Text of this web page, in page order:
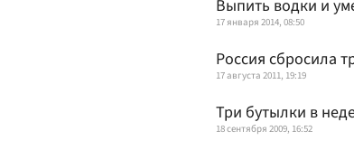
Выпить водки и
17 января 2014, 08:50
Россия сбросила
17 августа 2011, 19:19
Три бутылки в
18 сентября 2009, 16:52